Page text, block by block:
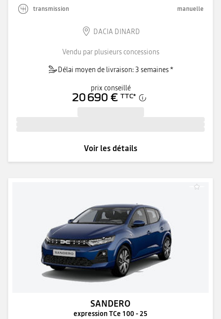
transmission manuelle
DACIA DINARD
Vendu par plusieurs concessions
Délai moyen de livraison: 3 semaines *
prix conseillé
20 690 € TTC*
Voir les détails
SANDERO
expression TCe 100 - 25